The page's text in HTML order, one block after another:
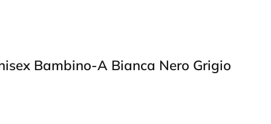
Bambino-A Bianca Nero Grigio